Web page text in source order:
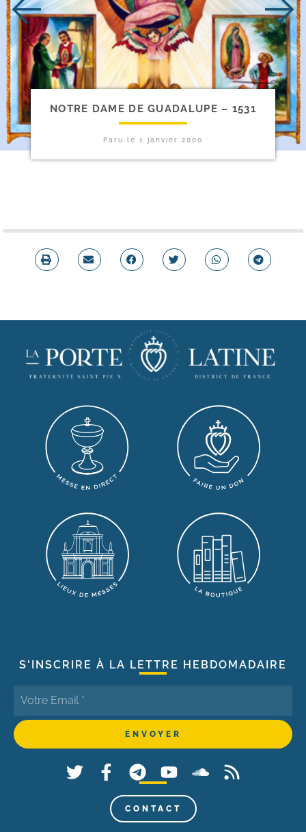
NOTRE DAME DE GUADALUPE – 1531
Paru le 1 janvier 2000
S'INSCRIRE À LA LETTRE HEBDOMADAIRE
CONTACT